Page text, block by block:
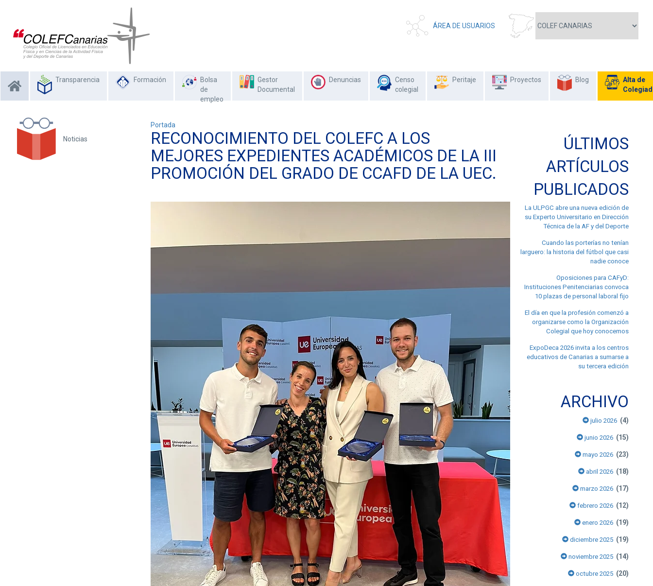
ÁREA DE USUARIOS
Transparencia Formación
Bolsa
de
empleo
Gestor
Documental
Denuncias
Censo
colegial
Peritaje Proyectos Blog
Alta de
Noticias
Portada
RECONOCIMIENTO DEL COLEFC A LOS
MEJORES EXPEDIENTES ACADÉMICOS DE LA III
PROMOCIÓN DEL GRADO DE CCAFD DE LA UEC.
ÚLTIMOS
ARTÍCULOS
PUBLICADOS
La ULPGC abre una nueva edición de
su Experto Universitario en Dirección
Técnica de la AF y del Deporte
Cuando las porterías no tenían
larguero: la historia del fútbol que casi
nadie conoce
Oposiciones para CAFyD:
Instituciones Penitenciarias convoca
10 plazas de personal laboral fijo
El día en que la profesión comenzó a
organizarse como la Organización
Colegial que hoy conocemos
ExpoDeca 2026 invita a los centros
educativos de Canarias a sumarse a
su tercera edición
ARCHIVO
julio 2026 (4)
junio 2026 (15)
mayo 2026 (23)
abril 2026 (18)
marzo 2026 (17)
febrero 2026 (12)
enero 2026 (19)
diciembre 2025 (19)
noviembre 2025 (14)
octubre 2025 (20)